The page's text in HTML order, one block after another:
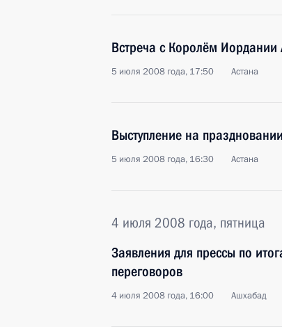
Встреча с Королём Иордании
5 июля 2008 года, 17:50 Астана
Выступление на
5 июля 2008 года, 16:30 Астана
4 июля 2008 года, пятница
Заявления для прессы по
переговоров
4 июля 2008 года, 16:00 Ашхабад